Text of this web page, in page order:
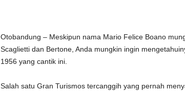
Otobandung – Meskipun nama Mario Felice Boano
Scaglietti dan Bertone, Anda mungkin ingin
1956 yang cantik ini.
Salah satu Gran Turismos tercanggih yang pernah